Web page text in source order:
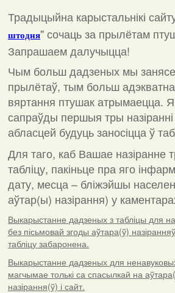
Традыцыйна карыстальнікі
штодня"сочаць за прылётам
Запрашаем далучыцца!
Чым больш дадзеных мы
прылётаў, тым больш
вяртання птушак атрымаецца.
сапраўды першыя тры
абласцей будуць заносіцца ў
Для таго, каб Вашае назіранне
табліцу, пакіньце пра яго
дату, месца – бліжэйшы
аўтар(ы) назірання) у
Выкарыстанне дадзеных з табліцы для
без пісьмовай згоды аўтара(ў)
табліцу забаронена.
Выкарыстанне дадзеных для
магчымае толькі са спасылкай на
назірання(ў) і сайт.